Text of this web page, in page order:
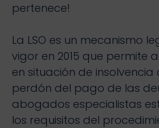
pertenece!
La LSO es un mecanismo
vigor en 2015 que permite
en situación de insolvencia
perdón del pago de las
abogados especialistas
los requisitos del